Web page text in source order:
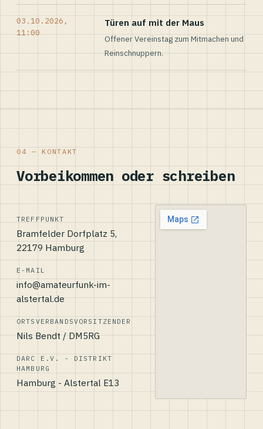
03.10.2026,
11:00
Türen auf mit der Maus
Offener Vereinstag zum Mitmachen und
Reinschnuppern.
04 — KONTAKT
Vorbeikommen oder schreiben
TREFFPUNKT
Bramfelder Dorfplatz 5,
22179 Hamburg
E-MAIL
info@amateurfunk-im-
alstertal.de
ORTSVERBANDSVORSITZENDER
Nils Bendt / DM5RG
DARC E.V. - DISTRIKT
HAMBURG
Hamburg - Alstertal E13